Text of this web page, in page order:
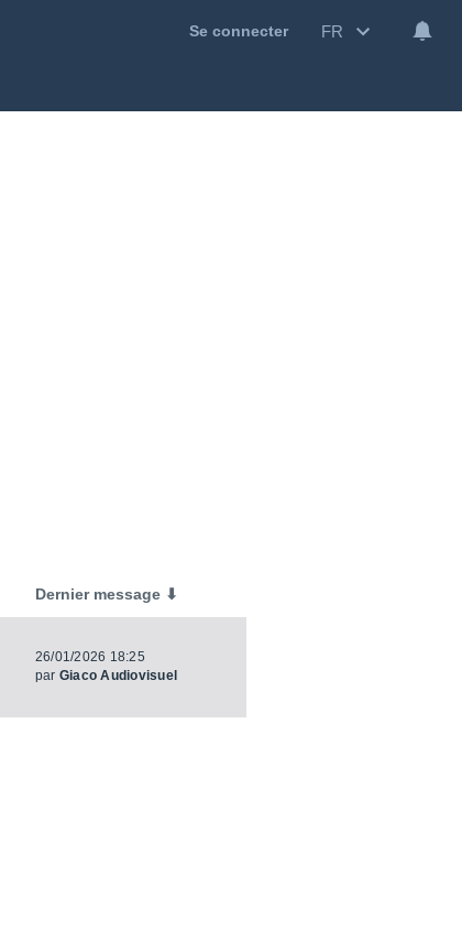
Se connecter FR
Dernier message ⬇
26/01/2026 18:25
par Giaco Audiovisuel